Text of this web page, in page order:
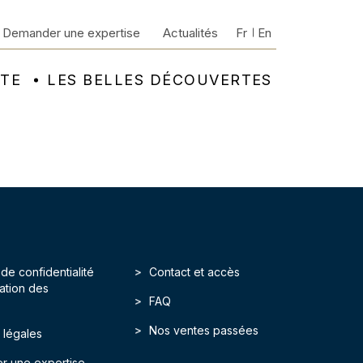
LES BELLES DÉCOUVERTES
Demander une expertise Actualités Fr En
confidentialité
des
légales
Contact et accès
FAQ
Nos ventes passées